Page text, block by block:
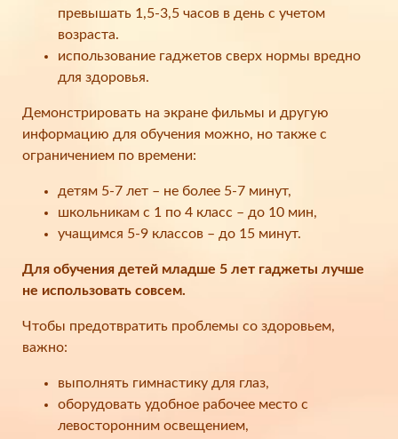
превышать 1,5-3,5 часов в день с учетом
возраста.
использование гаджетов сверх нормы вредно
для здоровья.
Демонстрировать на экране фильмы и другую
информацию для обучения можно, но также с
ограничением по времени:
детям 5-7 лет – не более 5-7 минут,
школьникам с 1 по 4 класс – до 10 мин,
учащимся 5-9 классов – до 15 минут.
Для обучения детей младше 5 лет гаджеты лучше
не использовать совсем.
Чтобы предотвратить проблемы со здоровьем,
важно:
выполнять гимнастику для глаз,
оборудовать удобное рабочее место с
левосторонним освещением,